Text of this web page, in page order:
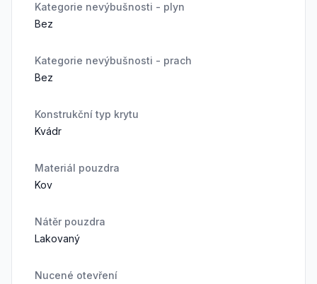
Kategorie nevýbušnosti - plyn
Bez
Kategorie nevýbušnosti - prach
Bez
Konstrukční typ krytu
Kvádr
Materiál pouzdra
Kov
Nátěr pouzdra
Lakovaný
Nucené otevření